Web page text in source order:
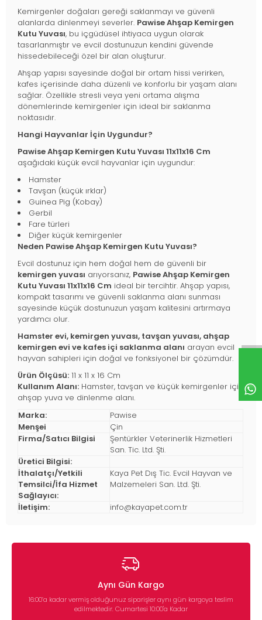
Kemirgenler doğaları gereği saklanmayı ve güvenli
alanlarda dinlenmeyi severler. Pawise Ahşap Kemirgen
Kutu Yuvası, bu içgüdüsel ihtiyaca uygun olarak
tasarlanmıştır ve evcil dostunuzun kendini güvende
hissedebileceği özel bir alan oluşturur.
Ahşap yapısı sayesinde doğal bir ortam hissi verirken,
kafes içerisinde daha düzenli ve konforlu bir yaşam alanı
sağlar. Özellikle stresli veya yeni ortama alışma
dönemlerinde kemirgenler için ideal bir saklanma
noktasıdır.
Hangi Hayvanlar İçin Uygundur?
Pawise Ahşap Kemirgen Kutu Yuvası 11x11x16 Cm
aşağıdaki küçük evcil hayvanlar için uygundur:
Hamster
Tavşan (küçük ırklar)
Guinea Pig (Kobay)
Gerbil
Fare türleri
Diğer küçük kemirgenler
Neden Pawise Ahşap Kemirgen Kutu Yuvası?
Evcil dostunuz için hem doğal hem de güvenli bir
kemirgen yuvası arıyorsanız, Pawise Ahşap Kemirgen
Kutu Yuvası 11x11x16 Cm ideal bir tercihtir. Ahşap yapısı,
kompakt tasarımı ve güvenli saklanma alanı sunması
sayesinde küçük dostunuzun yaşam kalitesini artırmaya
yardımcı olur.
Hamster evi, kemirgen yuvası, tavşan yuvası, ahşap
kemirgen evi ve kafes içi saklanma alanı arayan evcil
hayvan sahipleri için doğal ve fonksiyonel bir çözümdür.
Ürün Ölçüsü: 11 x 11 x 16 Cm
Kullanım Alanı: Hamster, tavşan ve küçük kemirgenler için
ahşap yuva ve dinlenme alanı.
Marka:
Pawise
Menşei
Çin
Firma/Satıcı Bilgisi
Şentürkler Veterinerlik Hizmetleri
San. Tic. Ltd. Şti.
Üretici Bilgisi:
İthalatçı/Yetkili
Temsilci/İfa Hizmet
Sağlayıcı:
Kaya Pet Dış Tic. Evcil Hayvan ve
Malzemeleri San. Ltd. Şti.
İletişim: info@kayapet.com.tr
Aynı Gün Kargo
16:00’a kadar vermiş olduğunuz siparişler aynı gün kargoya teslim
edilmektedir. Cumartesi 10:00'a Kadar